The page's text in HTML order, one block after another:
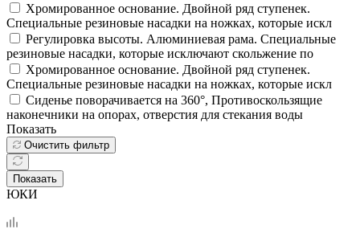
Хромированное основание. Двойной ряд ступенек.
Специальные резиновые насадки на ножках, которые искл
Регулировка высоты. Алюминиевая рама. Специальные
резиновые насадки, которые исключают скольжение по
Хромированное основание. Двойной ряд ступенек.
Специальные резиновые насадки на ножках, которые искл
Сиденье поворачивается на 360°, Противоскользящие
наконечники на опорах, отверстия для стекания воды
Показать
Очистить фильтр
Показать
ЮКИ